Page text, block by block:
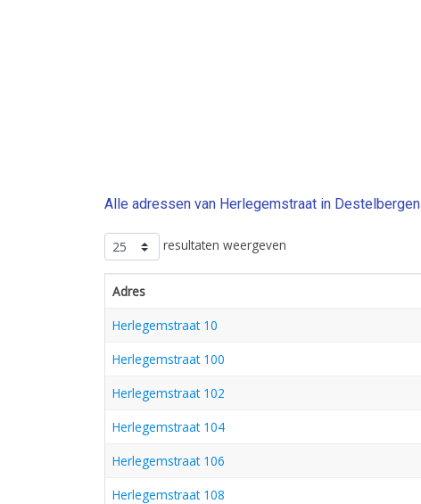
Alle adressen van Herlegemstraat in Destelbergen
resultaten weergeven
Adres
Herlegemstraat 10
Herlegemstraat 100
Herlegemstraat 102
Herlegemstraat 104
Herlegemstraat 106
Herlegemstraat 108